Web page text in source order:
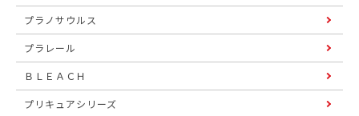
プラノサウルス
プラレール
ＢＬＥＡＣＨ
プリキュアシリーズ